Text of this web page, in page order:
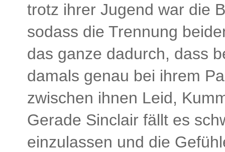
trotz ihrer Jugend war die
sodass die Trennung
das ganze dadurch, dass
damals genau bei ihrem
zwischen ihnen Leid,
Gerade Sinclair fällt es
einzulassen und die